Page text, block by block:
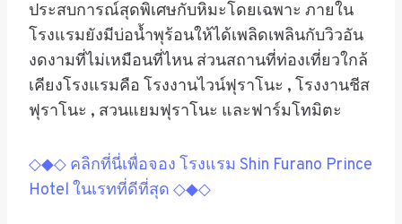
ประสบการณ์สุดพิเศษกับหิมะโดยเฉพาะ ภายใน
โรงแรมยังมีบ่อน้ำพุร้อนให้ได้เพลิดเพลินกับวิวอัน
งดงามที่ไม่เหมือนที่ไหน ส่วนสถานที่ท่องเที่ยวใกล้
เคียงโรงแรมคือ โรงงานไวน์ฟุราโนะ , โรงงานชีส
ฟุราโนะ , สวนแยมฟุราโนะ และฟาร์มโทมิตะ
◇◆◇ คลิกที่นี่เพื่อจอง โรงแรม Shin Furano Prince
Hotel ในเรทที่ดีที่สุด ◇◆◇